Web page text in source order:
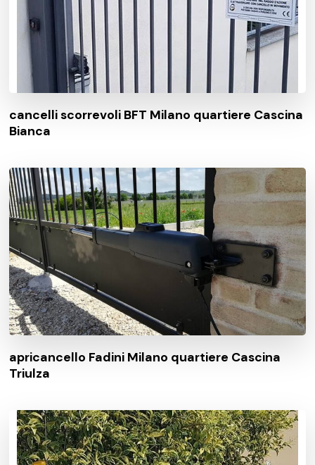
cancelli scorrevoli BFT Milano quartiere Cascina
Bianca
apricancello Fadini Milano quartiere Cascina
Triulza